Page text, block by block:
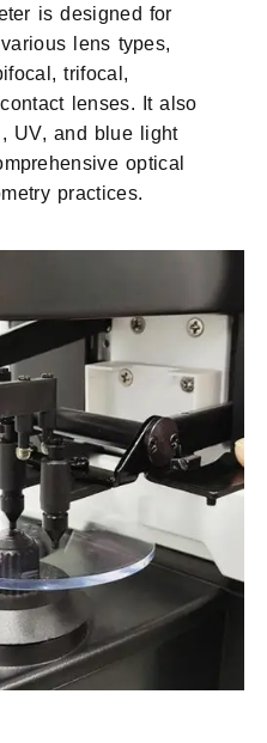
is designed for
lens types,
trifocal,
lenses. It also
UV, and blue light
optical
practices.